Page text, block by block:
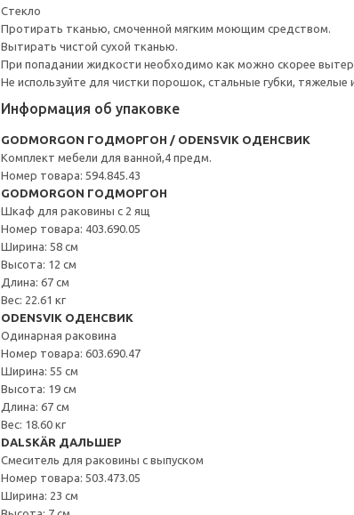
Стекло
Протирать тканью, смоченной мягким моющим средством.
Вытирать чистой сухой тканью.
При попадании жидкости необходимо как можно скорее
Не используйте для чистки порошок, стальные губки,
Информация об упаковке
GODMORGON ГОДМОРГОН / ODENSVIK ОДЕНСВИК
Комплект мебели для ванной,4 предм.
Номер товара: 594.845.43
GODMORGON ГОДМОРГОН
Шкаф для раковины с 2 ящ
Номер товара: 403.690.05
Ширина: 58 см
Высота: 12 см
Длина: 67 см
Вес: 22.61 кг
ODENSVIK ОДЕНСВИК
Одинарная раковина
Номер товара: 603.690.47
Ширина: 55 см
Высота: 19 см
Длина: 67 см
Вес: 18.60 кг
DALSKÄR ДАЛЬШЕР
Смеситель для раковины с выпуском
Номер товара: 503.473.05
Ширина: 23 см